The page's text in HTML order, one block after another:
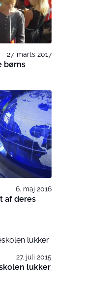
27. marts 2017
børns
6. maj 2016
af deres
27. juli 2015
lukker